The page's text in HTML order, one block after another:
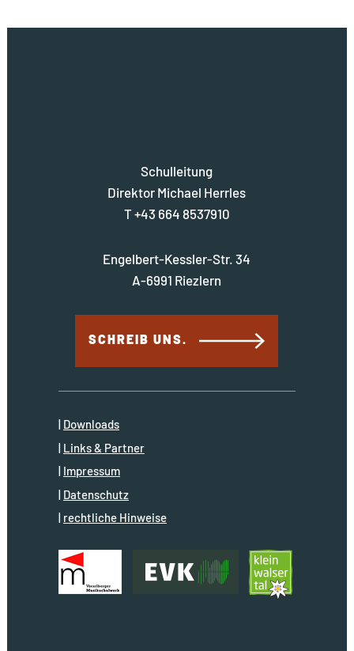
Schulleitung
Direktor Michael Herrles
T +43 664 8537910
Engelbert-Kessler-Str. 34
A-6991 Riezlern
SCHREIB UNS.
Downloads
Links & Partner
Impressum
Datenschutz
rechtliche Hinweise